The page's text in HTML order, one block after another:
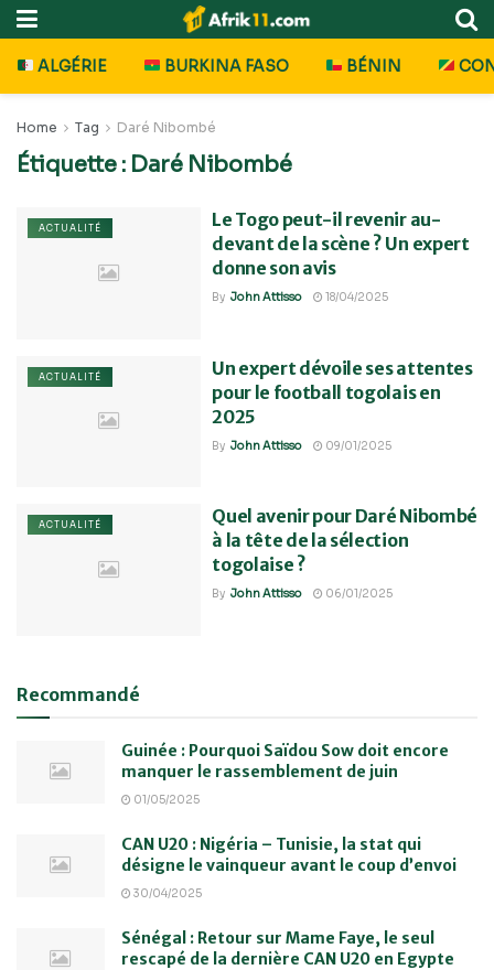
ALGÉRIE BURKINA FASO BÉNIN
Home Tag Daré Nibombé
Étiquette : Daré Nibombé
ACTUALITÉ
Le Togo peut-il revenir au-
devant de la scène ? Un expert
donne son avis
By John Attisso 18/04/2025
ACTUALITÉ
Un expert dévoile ses attentes
pour le football togolais en
2025
By John Attisso 09/01/2025
ACTUALITÉ
Quel avenir pour Daré Nibombé
à la tête de la sélection
togolaise ?
By John Attisso 06/01/2025
Recommandé
Guinée : Pourquoi Saïdou Sow doit encore
manquer le rassemblement de juin
01/05/2025
CAN U20 : Nigéria – Tunisie, la stat qui
désigne le vainqueur avant le coup d’envoi
30/04/2025
Sénégal : Retour sur Mame Faye, le seul
rescapé de la dernière CAN U20 en Egypte